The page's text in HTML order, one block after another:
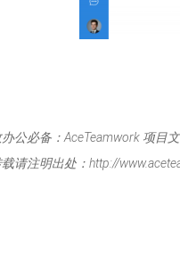
公必备：AceTeamwork 项目
请注明出处：http://